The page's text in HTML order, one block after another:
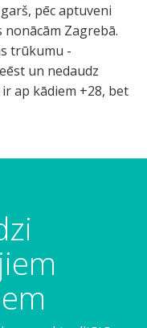
pēc aptuveni
nonācām Zagrebā.
trūkumu -
un nedaudz
ap kādiem +28, bet